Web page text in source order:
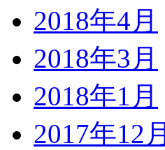
2018年4月
2018年3月
2018年1月
2017年12月